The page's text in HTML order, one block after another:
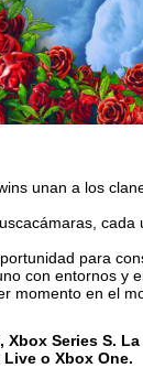
unan a los
cada
para
con entornos y
momento en el
Series S.
o Xbox One.